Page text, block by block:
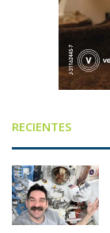
RECIENTES